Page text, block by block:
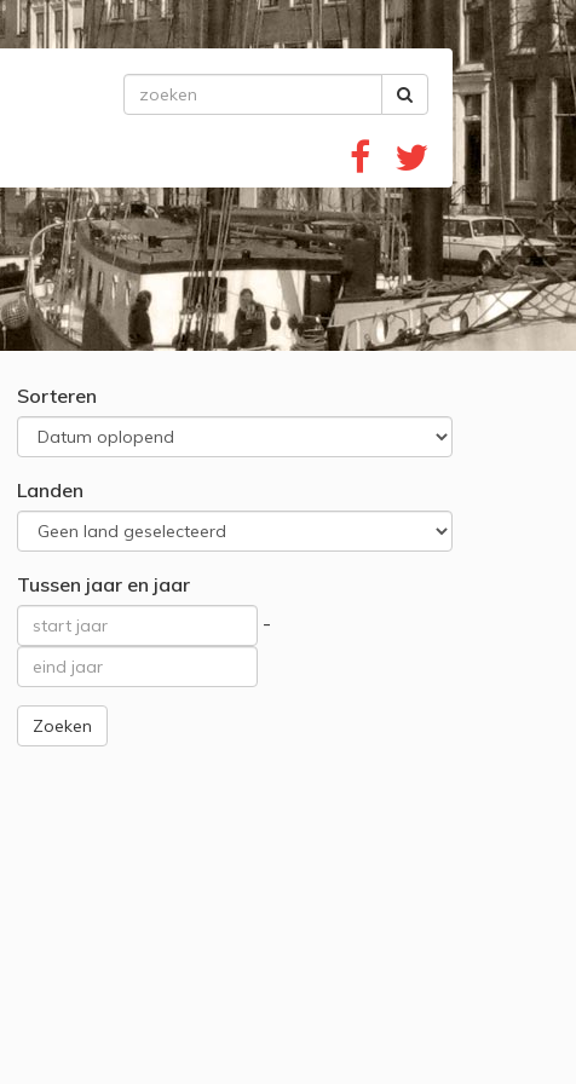
Sorteren
Landen
Tussen jaar en jaar
-
Zoeken